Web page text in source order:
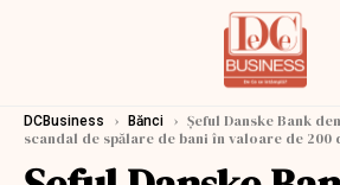
DCBusiness › Bănci › Șeful Danske Bank
scandal de spălare de bani în valoare de